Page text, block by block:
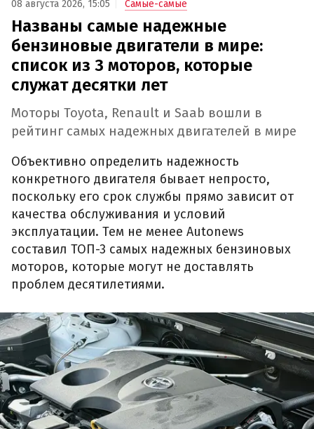
08 августа 2026, 15:05 Самые-самые
Названы самые надежные
бензиновые двигатели в мире:
список из 3 моторов, которые
служат десятки лет
Моторы Toyota, Renault и Saab вошли в
рейтинг самых надежных двигателей в мире
Объективно определить надежность
конкретного двигателя бывает непросто,
поскольку его срок службы прямо зависит от
качества обслуживания и условий
эксплуатации. Тем не менее Autonews
составил ТОП-3 самых надежных бензиновых
моторов, которые могут не доставлять
проблем десятилетиями.